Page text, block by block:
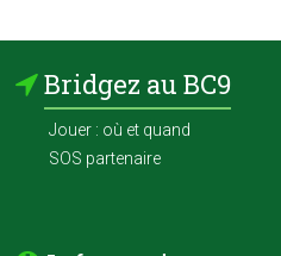
Bridgez au BC9
Jouer : où et quand
SOS partenaire